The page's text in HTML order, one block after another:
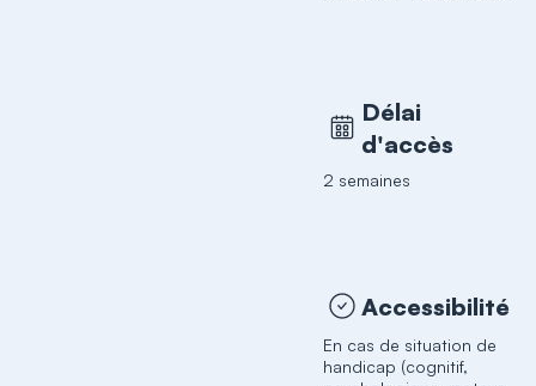
Délai
d'accès
2 semaines
Accessibilité
En cas de situation de
handicap (cognitif,